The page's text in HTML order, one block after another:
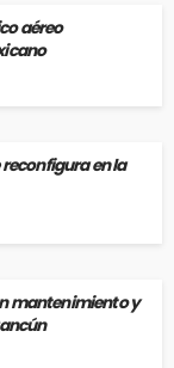
aéreo
reconfigura en la
mantenimiento y